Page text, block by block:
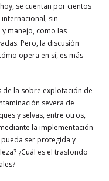
se cuentan por cientos
sin
manejo, como las
Pero, la discusión
opera en sí, es más
de la sobre explotación de
severa de
y selvas, entre otros,
la implementación
pueda ser protegida y
¿Cuál es el trasfondo